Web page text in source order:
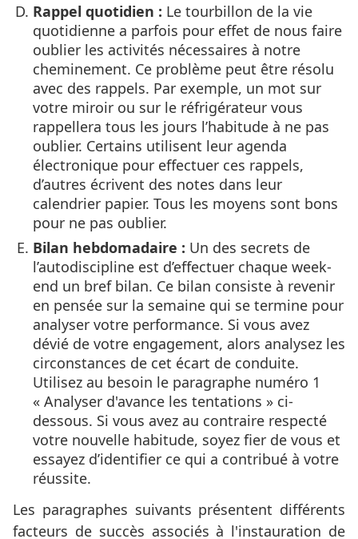
Rappel quotidien : Le tourbillon de la vie
quotidienne a parfois pour effet de nous faire
oublier les activités nécessaires à notre
cheminement. Ce problème peut être résolu
avec des rappels. Par exemple, un mot sur
votre miroir ou sur le réfrigérateur vous
rappellera tous les jours l’habitude à ne pas
oublier. Certains utilisent leur agenda
électronique pour effectuer ces rappels,
d’autres écrivent des notes dans leur
calendrier papier. Tous les moyens sont bons
pour ne pas oublier.
Bilan hebdomadaire : Un des secrets de
l’autodiscipline est d’effectuer chaque week-
end un bref bilan. Ce bilan consiste à revenir
en pensée sur la semaine qui se termine pour
analyser votre performance. Si vous avez
dévié de votre engagement, alors analysez les
circonstances de cet écart de conduite.
Utilisez au besoin le paragraphe numéro 1
« Analyser d'avance les tentations » ci-
dessous. Si vous avez au contraire respecté
votre nouvelle habitude, soyez fier de vous et
essayez d’identifier ce qui a contribué à votre
réussite.
Les paragraphes suivants présentent différents
facteurs de succès associés à l'instauration de